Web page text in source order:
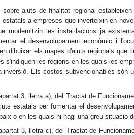
sobre ajuts de finalitat regional
a empreses que inverteixin en
modernitzin les instal·lacions ja
el desenvolupament econòmic i
dibuixar els mapes d'ajuts regionals que
s'indiquen les regions en les quals les
inversió. Els costos subvencionables són
3, lletra a), del Tractat de
estatals per fomentar el
o en les quals hi hagi una greu situació
3, lletra c), del Tractat de